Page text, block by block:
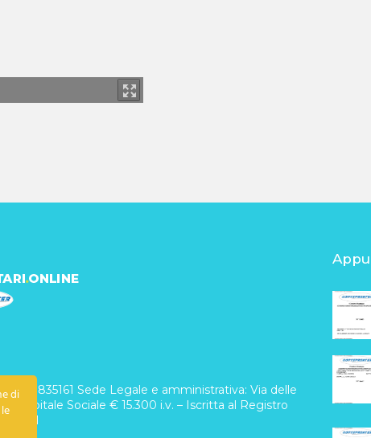
n. 835161 Sede Legale e amministrativa: Via delle
Capitale Sociale € 15.300 i.v. – Iscritta al Registro
di